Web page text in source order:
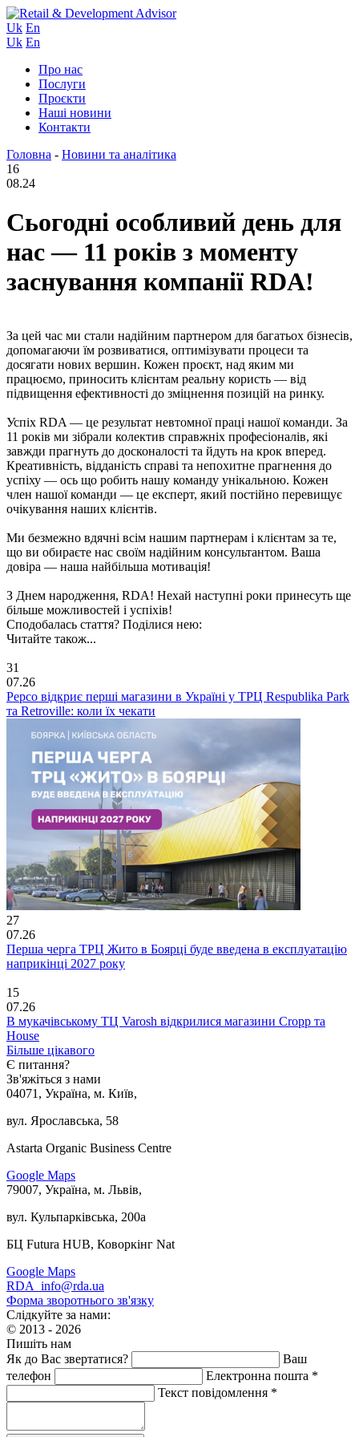
Uk En
Uk En
Про нас
Послуги
Проєкти
Наші новини
Контакти
Головна - Новини та аналітика
16
08.24
Сьогодні особливий день для
нас — 11 років з моменту
заснування компанії RDA!
За цей час ми стали надійним партнером для багатьох бізнесів,
допомагаючи їм розвиватися, оптимізувати процеси та
досягати нових вершин. Кожен проєкт, над яким ми
працюємо, приносить клієнтам реальну користь — від
підвищення ефективності до зміцнення позицій на ринку.
Успіх RDA — це результат невтомної праці нашої команди. За
11 років ми зібрали колектив справжніх професіоналів, які
завжди прагнуть до досконалості та йдуть на крок вперед.
Креативність, відданість справі та непохитне прагнення до
успіху — ось що робить нашу команду унікальною. Кожен
член нашої команди — це експерт, який постійно перевищує
очікування наших клієнтів.
Ми безмежно вдячні всім нашим партнерам і клієнтам за те,
що ви обираєте нас своїм надійним консультантом. Ваша
довіра — наша найбільша мотивація!
З Днем народження, RDA! Нехай наступні роки принесуть ще
більше можливостей і успіхів!
Сподобалась стаття? Поділися нею:
Читайте також...
31
07.26
Pepco відкриє перші магазини в Україні у ТРЦ Respublika Park
та Retroville: коли їх чекати
27
07.26
Перша черга ТРЦ Жито в Боярці буде введена в експлуатацію
наприкінці 2027 року
15
07.26
В мукачівському ТЦ Varosh відкрилися магазини Cropp та
House
Більше цікавого
Є питання?
Зв'яжіться з нами
04071, Україна, м. Київ,
вул. Ярославська, 58
Astarta Organic Business Centre
Google Maps
79007, Україна, м. Львів,
вул. Кульпарківська, 200а
БЦ Futura HUB, Коворкінг Nat
Google Maps
RDA_info@rda.ua
Форма зворотнього зв'язку
Слідкуйте за нами:
© 2013 - 2026
Пишіть нам
Як до Вас звертатися?
Ваш
телефон
Електронна пошта *
Текст повідомлення *